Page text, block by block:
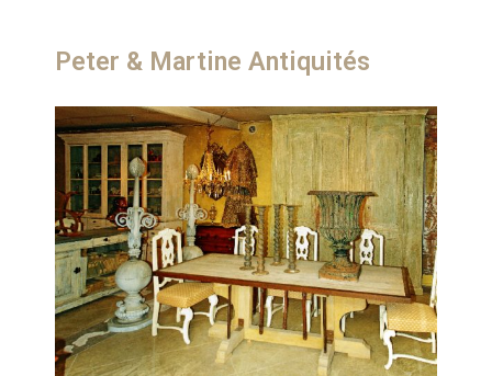
Peter & Martine Antiquités